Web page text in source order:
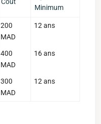
Minimum
200
MAD
12 ans
400
MAD
16 ans
300
MAD
12 ans